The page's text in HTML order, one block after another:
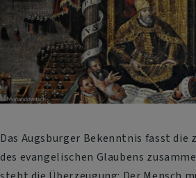
Das Augsburger Bekenntnis fasst die
des evangelischen Glaubens